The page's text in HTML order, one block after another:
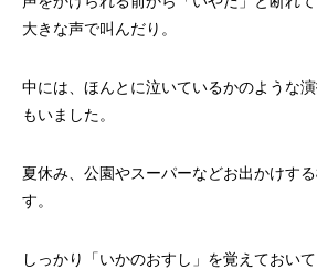
大きな声で叫んだり。
中には、ほんとに泣いているかのような
もいました。
夏休み、公園やスーパーなどお出かけす
す。
しっかり「いかのおすし」を覚えておい